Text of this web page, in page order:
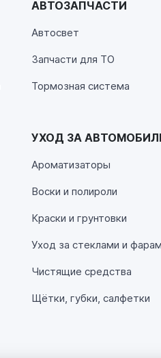
АВТОЗАПЧАСТИ
Автосвет
Запчасти для ТО
Тормозная система
УХОД ЗА
Ароматизаторы
Воски и полироли
Краски и грунтовки
Уход за стеклами и
Чистящие средства
Щётки, губки, салфетки